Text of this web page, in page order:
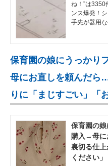
ね！”は3350
ンス爆発！
手先が器用
保育園の娘にうっかり
母にお直しを頼んだ
りに「まじすごい」「
保育園の
購入→母
裏切る仕
ください